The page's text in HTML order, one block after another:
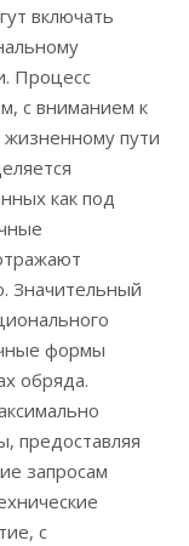
включать
Процесс
с вниманием к
пути
как под
Значительный
формы
обряда.
предоставляя
запросам
с